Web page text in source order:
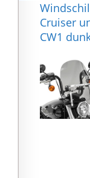
Cruiser
CW1